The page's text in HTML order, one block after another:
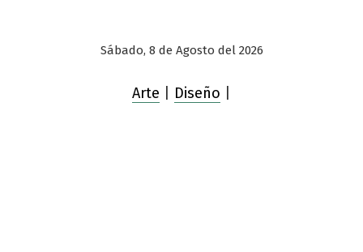
Sábado, 8 de Agosto del 2026
Arte Diseño